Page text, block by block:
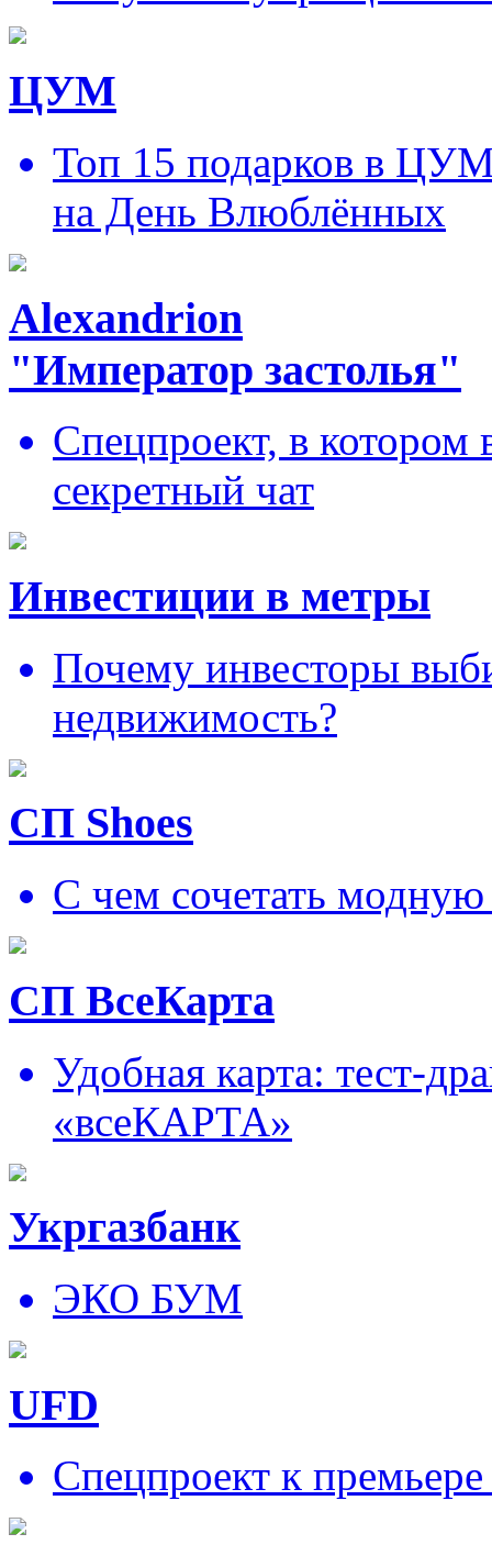
ЦУМ
Топ 15 подарков в
на День Влюблённых
Alexandrion
"Император застолья"
Спецпроект, в котором
секретный чат
Инвестиции в метры
Почему инвесторы
недвижимость?
СП Shoes
С чем сочетать модную
СП ВсеКарта
Удобная карта: тест-
«всеКАРТА»
Укргазбанк
ЭКО БУМ
UFD
Спецпроект к